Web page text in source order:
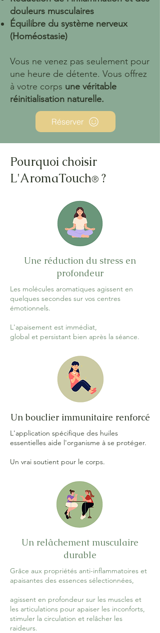
douleurs musculaires
Équilibre du système nerveux
(Homéostasie)
Vous ne venez pas seulement pour
une heure de détente. Vous offrez
à votre corps une véritable
réinitialisation naturelle.
Réserver
Pourquoi choisir
L'AromaTouch® ?
Une réduction du stress en
profondeur
Les molécules aromatiques agissent en
quelques secondes sur vos centres
émotionnels.
L'apaisement est immédiat,
global et persistant bien après la séance.
Un bouclier immunitaire renforcé
L'application spécifique des huiles
essentielles aide l'organisme à se protéger.
Un vrai soutient pour le corps.
Un relâchement musculaire
durable
Grâce aux propriétés anti-inflammatoires et
apaisantes des essences sélectionnées,
agissent en profondeur sur les muscles et
les articulations pour apaiser les inconforts,
stimuler la circulation et relâcher les
raideurs.